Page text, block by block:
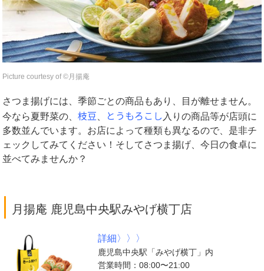
Picture courtesy of ©︎月揚庵
さつま揚げには、季節ごとの商品もあり、目が離せません。
今なら夏野菜の、枝豆 とうもろこし 入りの商品等が店頭に
多数並んでいます。お店によって種類も異なるので、是非チ
ェックしてみてください！そしてさつま揚げ、今日の食卓に
並べてみませんか？
| 月揚庵 鹿児島中央駅みやげ横丁店
詳細〉〉〉
鹿児島中央駅「みやげ横丁」内
営業時間：08:00〜21:00